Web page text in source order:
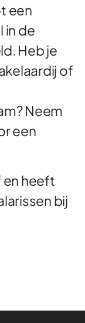
een
in de
Heb je
of
Neem
een
en heeft
bij